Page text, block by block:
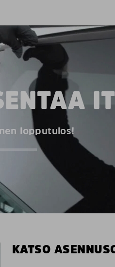
lopputulos!
KATSO